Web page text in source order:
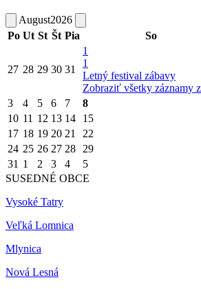
August2026
Po Ut St Št Pia So
27 28 29 30 31
1
1
Letný festival zábavy
Zobraziť všetky záznamy
3 4 5 6 7 8
10 11 12 13 14 15
17 18 19 20 21 22
24 25 26 27 28 29
31 1 2 3 4 5
SUSEDNÉ OBCE
Vysoké Tatry
Veľká Lomnica
Mlynica
Nová Lesná